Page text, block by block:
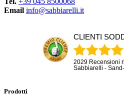
Email info@sabbiarelli.it
CLIENTI
2029 Recensioni
Sabbiarelli -
Prodotti